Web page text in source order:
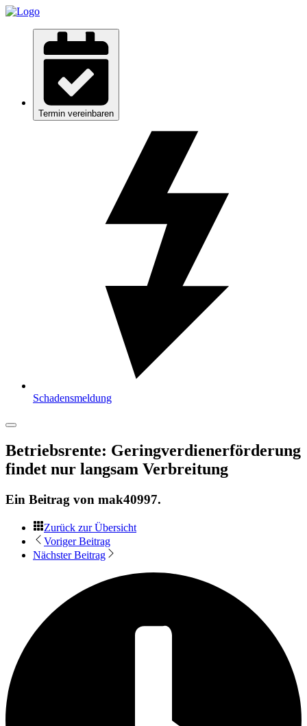
Termin vereinbaren
Schadensmeldung
Betriebsrente: Geringverdienerförderung
findet nur langsam Verbreitung
Ein Beitrag von mak40997.
Zurück zur Übersicht
Voriger Beitrag
Nächster Beitrag